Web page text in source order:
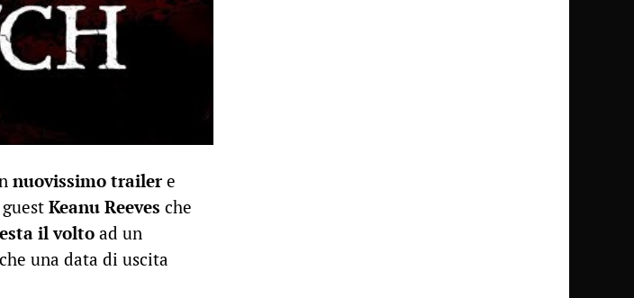
nuovissimo trailer e
Keanu Reeves che
il volto ad un
una data di uscita